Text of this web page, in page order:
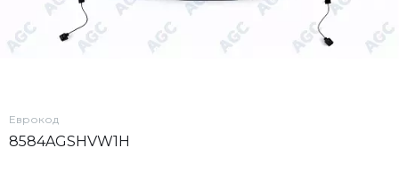
Еврокод
8584AGSHVW1H